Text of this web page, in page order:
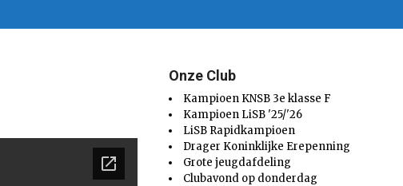
Onze Club
Kampioen KNSB 3e klasse F
Kampioen LiSB '25/'26
LiSB Rapidkampioen
Drager Koninklijke Erepenning
Grote jeugdafdeling
Clubavond op donderdag